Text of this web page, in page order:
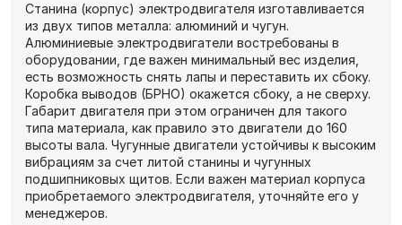
Станина (корпус) электродвигателя изготавливается
из двух типов металла: алюминий и чугун.
Алюминиевые электродвигатели востребованы в
оборудовании, где важен минимальный вес изделия,
есть возможность снять лапы и переставить их сбоку.
Коробка выводов (БРНО) окажется сбоку, а не сверху.
Габарит двигателя при этом ограничен для такого
типа материала, как правило это двигатели до 160
высоты вала. Чугунные двигатели устойчивы к высоким
вибрациям за счет литой станины и чугунных
подшипниковых щитов. Если важен материал корпуса
приобретаемого электродвигателя, уточняйте его у
менеджеров.